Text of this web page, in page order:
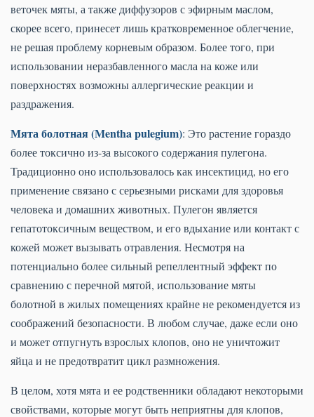
веточек мяты, а также диффузоров с эфирным маслом,
скорее всего, принесет лишь кратковременное облегчение,
не решая проблему корневым образом. Более того, при
использовании неразбавленного масла на коже или
поверхностях возможны аллергические реакции и
раздражения.
Мята болотная (Mentha pulegium): Это растение гораздо
более токсично из-за высокого содержания пулегона.
Традиционно оно использовалось как инсектицид, но его
применение связано с серьезными рисками для здоровья
человека и домашних животных. Пулегон является
гепатотоксичным веществом, и его вдыхание или контакт с
кожей может вызывать отравления. Несмотря на
потенциально более сильный репеллентный эффект по
сравнению с перечной мятой, использование мяты
болотной в жилых помещениях крайне не рекомендуется из
соображений безопасности. В любом случае, даже если оно
и может отпугнуть взрослых клопов, оно не уничтожит
яйца и не предотвратит цикл размножения.
В целом, хотя мята и ее родственники обладают некоторыми
свойствами, которые могут быть неприятны для клопов,